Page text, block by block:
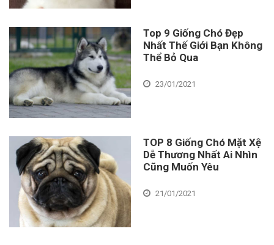
Top 9 Giống Chó Đẹp
Nhất Thế Giới Bạn Không
Thể Bỏ Qua
23/01/2021
TOP 8 Giống Chó Mặt Xệ
Dễ Thương Nhất Ai Nhìn
Cũng Muốn Yêu
21/01/2021